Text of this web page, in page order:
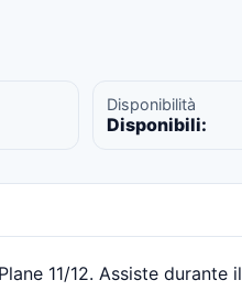
Disponibilità
Disponibili:
11/12. Assiste durante il